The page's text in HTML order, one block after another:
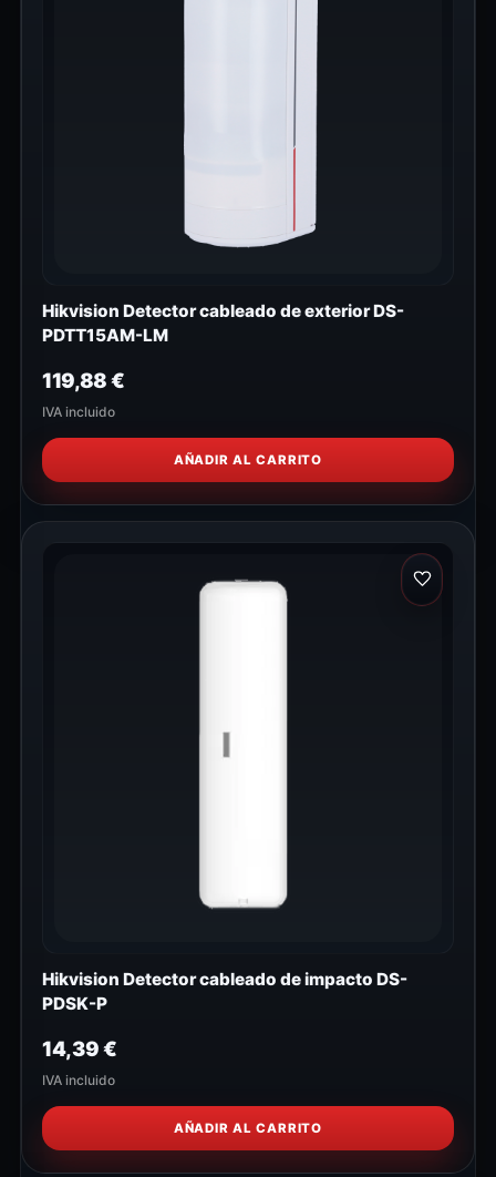
Hikvision Detector cableado de exterior DS-
PDTT15AM-LM
119,88€
IVA incluido
AÑADIR AL CARRITO
Hikvision Detector cableado de impacto DS-
PDSK-P
14,39€
IVA incluido
AÑADIR AL CARRITO